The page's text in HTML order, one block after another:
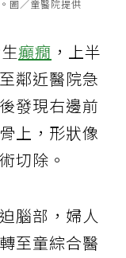
圖／童醫院提供
癲癇 ，上半
鄰近醫院急
發現右邊前
上，形狀像
切除。
腦部，婦人
至童綜合醫